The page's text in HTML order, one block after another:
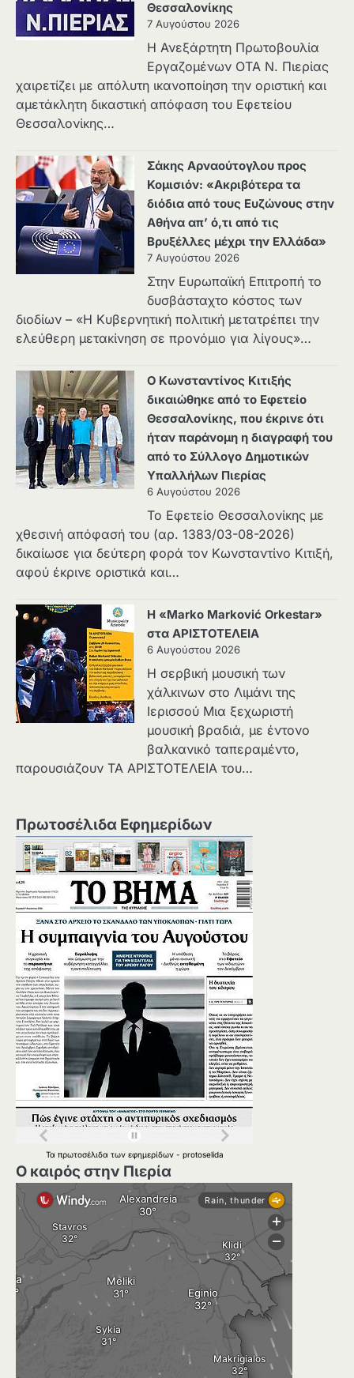
Θεσσαλονίκης
7 Αυγούστου 2026
Η Ανεξάρτητη Πρωτοβουλία
Εργαζομένων ΟΤΑ Ν. Πιερίας
χαιρετίζει με απόλυτη ικανοποίηση την οριστική και
αμετάκλητη δικαστική απόφαση του Εφετείου
Θεσσαλονίκης…
Σάκης Αρναούτογλου προς
Κομισιόν: «Ακριβότερα τα
διόδια από τους Ευζώνους στην
Αθήνα απ’ ό,τι από τις
Βρυξέλλες μέχρι την Ελλάδα»
7 Αυγούστου 2026
Στην Ευρωπαϊκή Επιτροπή το
δυσβάσταχτο κόστος των
διοδίων – «Η Κυβερνητική πολιτική μετατρέπει την
ελεύθερη μετακίνηση σε προνόμιο για λίγους»…
Ο Κωνσταντίνος Κιτιξής
δικαιώθηκε από το Εφετείο
Θεσσαλονίκης, που έκρινε ότι
ήταν παράνομη η διαγραφή του
από το Σύλλογο Δημοτικών
Υπαλλήλων Πιερίας
6 Αυγούστου 2026
Το Εφετείο Θεσσαλονίκης με
χθεσινή απόφασή του (αρ. 1383/03-08-2026)
δικαίωσε για δεύτερη φορά τον Κωνσταντίνο Κιτιξή,
αφού έκρινε οριστικά και…
Η «Marko Marković Orkestar»
στα ΑΡΙΣΤΟΤΕΛΕΙΑ
6 Αυγούστου 2026
Η σερβική μουσική των
χάλκινων στο Λιμάνι της
Ιερισσού Μια ξεχωριστή
μουσική βραδιά, με έντονο
βαλκανικό ταπεραμέντο,
παρουσιάζουν ΤΑ ΑΡΙΣΤΟΤΕΛΕΙΑ του…
Πρωτοσέλιδα Εφημερίδων
Τα πρωτοσέλιδα των εφημερίδων - protoselida
Ο καιρός στην Πιερία